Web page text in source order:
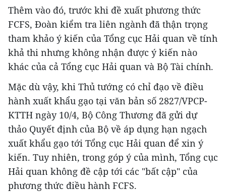
Thêm vào đó, trước khi đề xuất phương thức
FCFS, Đoàn kiểm tra liên ngành đã thận trọng
tham khảo ý kiến của Tổng cục Hải quan về tính
khả thi nhưng không nhận được ý kiến nào
khác của cả Tổng cục Hải quan và Bộ Tài chính.
Mặc dù vậy, khi Thủ tướng có chỉ đạo về điều
hành xuất khẩu gạo tại văn bản số 2827/VPCP-
KTTH ngày 10/4, Bộ Công Thương đã gửi dự
thảo Quyết định của Bộ về áp dụng hạn ngạch
xuất khẩu gạo tới Tổng cục Hải quan để xin ý
kiến. Tuy nhiên, trong góp ý của mình, Tổng cục
Hải quan không đề cập tới các "bất cập" của
phương thức điều hành FCFS.